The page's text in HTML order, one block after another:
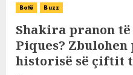
Botë Buzz
Shakira pranon
Piques?
historisë së çiftit